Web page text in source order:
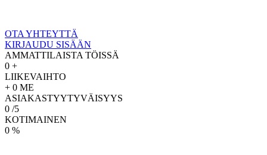
OTA YHTEYTTÄ
KIRJAUDU SISÄÄN
AMMATTILAISTA TÖISSÄ
0 +
LIIKEVAIHTO
+ 0 ME
ASIAKASTYYTYVÄISYYS
0 /5
KOTIMAINEN
0 %